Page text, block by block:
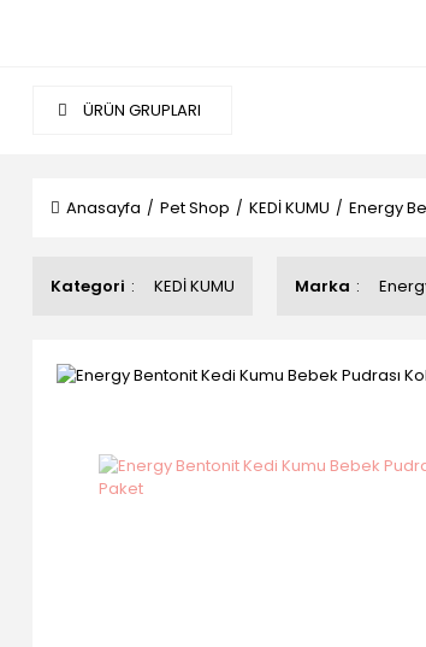
ÜRÜN GRUPLARI
Anasayfa Pet Shop KEDİ KUMU Energy
Kategori KEDİ KUMU Marka